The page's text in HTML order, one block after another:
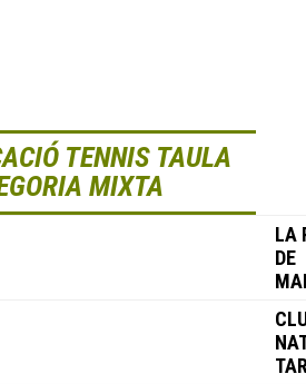
TENNIS TAULA
MIXTA
LA
DE